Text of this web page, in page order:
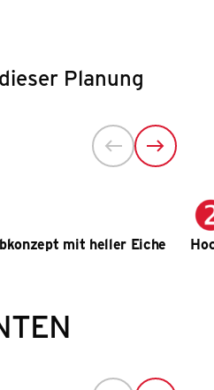
Planung
mit heller Eiche